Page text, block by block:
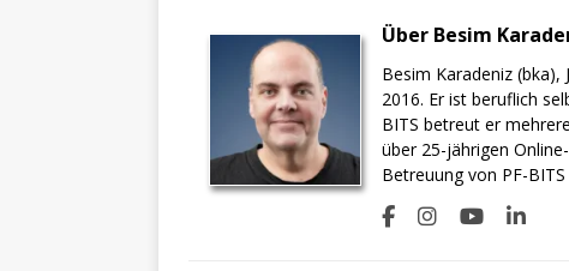
Über Besim
Besim Karadeniz
2016. Er ist beruflich
BITS betreut er
über 25-jährigen
Betreuung von PF-